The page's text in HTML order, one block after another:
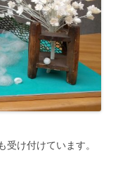
け付けています。